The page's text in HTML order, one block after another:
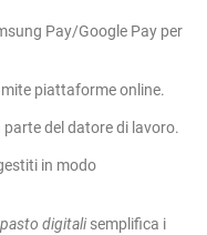
Pay/Google Pay per
piattaforme online.
del datore di lavoro.
in modo
digitali semplifica i